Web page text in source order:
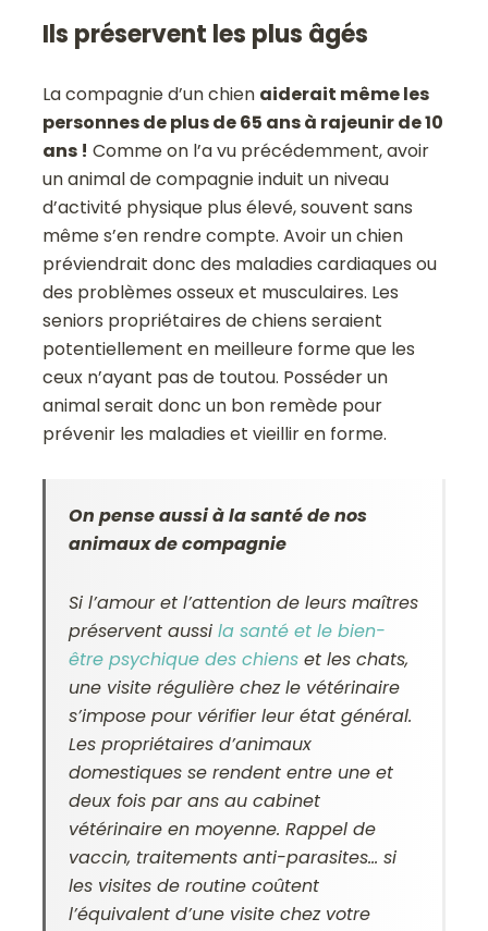
Ils préservent les plus âgés
La compagnie d’un chien aiderait même les
personnes de plus de 65 ans à rajeunir de 10
ans ! Comme on l’a vu précédemment, avoir
un animal de compagnie induit un niveau
d’activité physique plus élevé, souvent sans
même s’en rendre compte. Avoir un chien
préviendrait donc des maladies cardiaques ou
des problèmes osseux et musculaires. Les
seniors propriétaires de chiens seraient
potentiellement en meilleure forme que les
ceux n’ayant pas de toutou. Posséder un
animal serait donc un bon remède pour
prévenir les maladies et vieillir en forme.
On pense aussi à la santé de nos
animaux de compagnie
Si l’amour et l’attention de leurs maîtres
préservent aussila santé et le bien-
être psychique des chiens et les chats,
une visite régulière chez le vétérinaire
s’impose pour vérifier leur état général.
Les propriétaires d’animaux
domestiques se rendent entre une et
deux fois par ans au cabinet
vétérinaire en moyenne. Rappel de
vaccin, traitements anti-parasites… si
les visites de routine coûtent
l’équivalent d’une visite chez votre